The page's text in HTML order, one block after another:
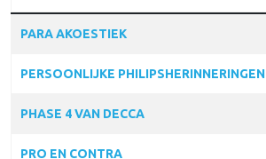
PARA AKOESTIEK
PERSOONLIJKE PHILIPSHERINNERINGEN
PHASE 4 VAN DECCA
PRO EN CONTRA